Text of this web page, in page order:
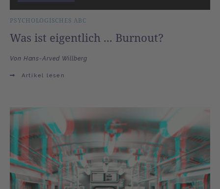
PSYCHOLOGISCHES ABC
Was ist eigentlich ... Burnout?
Von Hans-Arved Willberg
Artikel lesen